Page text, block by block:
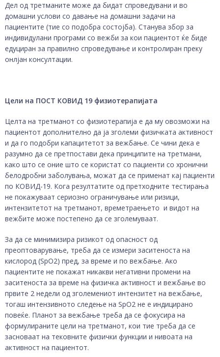
Дел од третманите може да бидат спроведувани и во
домашни услови со давање на домашни задачи на
пациентите (тие со подобра состојба). Станува збор за
индивидулани програми со вежби за кои пациентот ќе биде
едуциран за правилно спроведување и контролиран преку
онлјан консултации.
Цели на ПОСТ КОВИД 19 физиотерапијата
Целта на третманот со физиотерапија е да му овозможи на
пациентот дополнително да ја зголеми физичката активност
и да го подобри капацитетот за вежбање. Се чини дека е
разумно да се претпостави дека принципите на третмани,
како што се оние што се користат со пациенти со хронични
белодробни заболувања, можат да се применат кај пациенти
по КОВИД-19. Кога резултатите од претходните тестирања
не покажуваат сериозно ограничување или ризици,
интензитетот на третманот, времетраењето и видот на
вежбите може постепено да се зголемуваат.
За да се минимизира ризикот од опасност од
преоптоварување, треба да се измери заситеноста на
кислород (SpO2) пред, за време и по вежбање. Ако
пациентите не покажат никакви негативни промени на
заситеноста за време на физичка активност и вежбање во
првите 2 недели од зголемениот интензитет на вежбање,
тогаш интензивното следење на SpO2 не е индицирано
повеќе. Планот за вежбање треба да се фокусира на
формулираните цели на третманот, кои тие треба да се
засноваат на тековните физички функции и нивоата на
активност на пациентот.